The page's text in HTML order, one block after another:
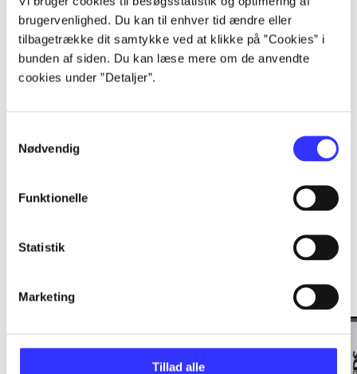
brugervenlighed. Du kan til enhver tid ændre eller
tilbagetrække dit samtykke ved at klikke på ”Cookies” i
bunden af siden. Du kan læse mere om de anvendte
cookies under ”Detaljer”.
Nødvendig
Funktionelle
Statistik
Marketing
Tillad alle
...
...
Minder om